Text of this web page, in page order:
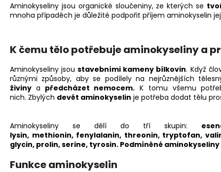
Aminokyseliny jsou organické sloučeniny, ze kterých se
mnoha případěch je důležité podpořit příjem aminokyselin
K čemu tělo potřebuje aminokyseliny a
Aminokyseliny jsoustavebními kameny bílkovin. Když
různými způsoby, aby se podílely na nejrůznějších
živiny a předcházet nemocem. K tomu všemu
nich. Zbylých devět aminokyselin je potřeba dodat tělu
Aminokyseliny se dělí do tří skupin:
lysin, methionin, fenylalanin, threonin, tryptofan,
glycin, prolin, serine, tyrosin. Podmíněné aminokyseliny
Funkce aminokyselin
PREMIUM COLLAGEN PEPTIDES 205 G
NUPREME
399 Kč